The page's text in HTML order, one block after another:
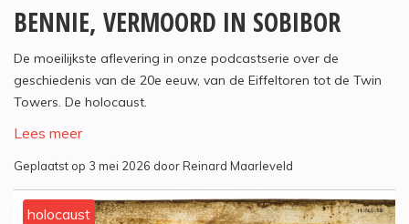
BENNIE, VERMOORD IN SOBIBOR
De moeilijkste aflevering in onze podcastserie over de
geschiedenis van de 20e eeuw, van de Eiffeltoren tot de Twin
Towers. De holocaust.
Lees meer
Geplaatst op 3 mei 2026 door Reinard Maarleveld
holocaust